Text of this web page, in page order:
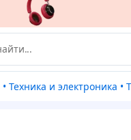
• Техника и электроника •